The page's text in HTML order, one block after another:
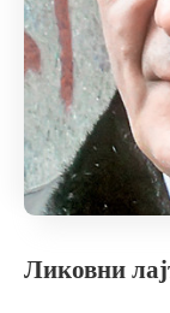
Ликовни